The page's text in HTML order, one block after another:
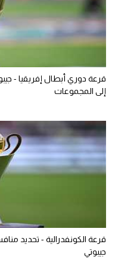
قرعة دوري أبطال إفريقيا -
إلى المجموعات
قرعة الكونفدرالية - تحديد
جيبوتي